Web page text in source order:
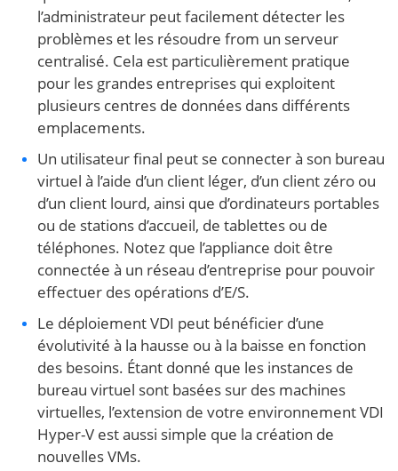
l’administrateur peut facilement détecter les
problèmes et les résoudre from un serveur
centralisé. Cela est particulièrement pratique
pour les grandes entreprises qui exploitent
plusieurs centres de données dans différents
emplacements.
Un utilisateur final peut se connecter à son bureau
virtuel à l’aide d’un client léger, d’un client zéro ou
d’un client lourd, ainsi que d’ordinateurs portables
ou de stations d’accueil, de tablettes ou de
téléphones. Notez que l’appliance doit être
connectée à un réseau d’entreprise pour pouvoir
effectuer des opérations d’E/S.
Le déploiement VDI peut bénéficier d’une
évolutivité à la hausse ou à la baisse en fonction
des besoins. Étant donné que les instances de
bureau virtuel sont basées sur des machines
virtuelles, l’extension de votre environnement VDI
Hyper-V est aussi simple que la création de
nouvelles VMs.